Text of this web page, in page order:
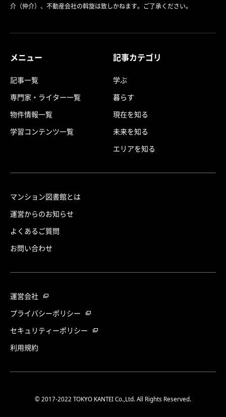
介（仲介）、不動産会社の斡旋は致しかねます。ご了承ください。
メニュー
記事一覧
専門家・ライター一覧
物件情報一覧
学習コンテンツ一覧
記事カテゴリ
学ぶ
暮らす
現在を知る
未来を知る
エリアを知る
マンション図書館とは
運営からのお知らせ
よくあるご質問
お問い合わせ
運営会社
プライバシーポリシー
セキュリティーポリシー
利用規約
© 2017-2022 TOKYO KANTEI Co.,Ltd. All Rights Reserved.